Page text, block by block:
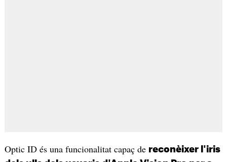
Optic ID és una funcionalitat capaç de reconèixer l'iris